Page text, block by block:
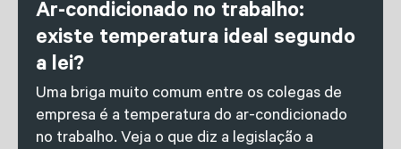
Ar-condicionado no trabalho:
existe temperatura ideal segundo
a lei?
Uma briga muito comum entre os colegas de
empresa é a temperatura do ar-condicionado
no trabalho. Veja o que diz a legislação a